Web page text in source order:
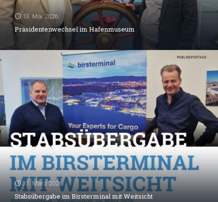
13. Mai 2026
Präsidentenwechsel im Hafenmuseum
31. März 2026
Stabsübergabe im Birsterminal mit Weitsicht